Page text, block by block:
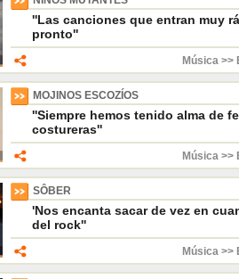
''Las canciones que entran muy
pronto''
Música >>
MOJINOS ESCOZÍOS
''Siempre hemos tenido alma de
costureras''
Música >>
SÔBER
'Nos encanta sacar de vez en
del rock''
Música >>